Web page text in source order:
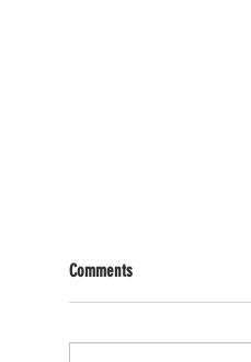
Comments